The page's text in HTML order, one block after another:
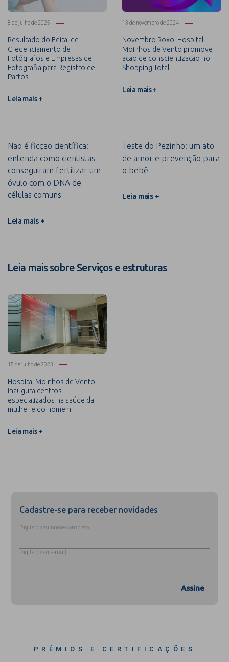
8 de julho de 2025
Resultado do Edital de
Credenciamento de
Fotógrafos e Empresas de
Fotografia para Registro de
Partos
Leia mais +
13 de novembro de 2024
Novembro Roxo: Hospital
Moinhos de Vento promove
ação de conscientização no
Shopping Total
Leia mais +
Não é ficção científica:
entenda como cientistas
conseguiram fertilizar um
óvulo com o DNA de
células comuns
Leia mais +
Teste do Pezinho: um ato
de amor e prevenção para
o bebê
Leia mais +
Leia mais sobre Serviços e estruturas
15 de julho de 2023
Hospital Moinhos de Vento
inaugura centros
especializados na saúde da
mulher e do homem
Leia mais +
Cadastre-se para receber novidades
Digite o seu nome completo
Digite o seu e-mail
Assine
PRÊMIOS E CERTIFICAÇÕES